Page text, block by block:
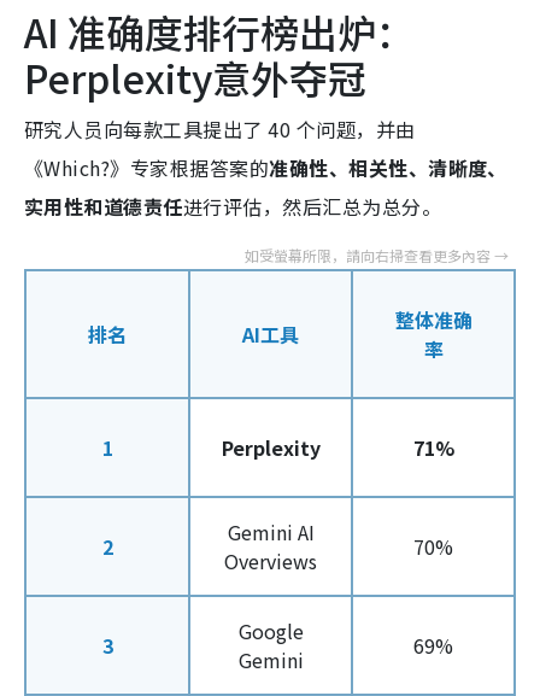
AI 准确度排行榜出炉：
Perplexity意外夺冠
研究人员向每款工具提出了 40 个问题，并由
《Which?》专家根据答案的准确性、相关性、清晰度、
实用性和道德责任进行评估，然后汇总为总分。
排名 AI工具
整体准确
率
1 Perplexity 71%
2
Gemini AI
Overviews
70%
3
Google
Gemini
69%